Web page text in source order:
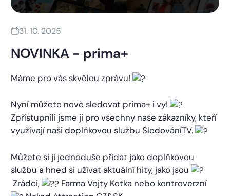
31. 10. 2025
NOVINKA - prima+
Máme pro vás skvělou zprávu!
Nyní můžete nově sledovat prima+ i vy!
Zpřístupnili jsme ji pro všechny naše zákazníky, kteří
využívají naši doplňkovou službu SledováníTV.
Můžete si ji jednoduše přidat jako doplňkovou
službu a hned si užívat aktuální hity, jako jsou
Zrádci,
Farma Vojty Kotka nebo kontroverzní